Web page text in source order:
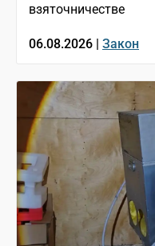
взяточничестве
06.08.2026 | Закон